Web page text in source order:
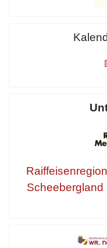
Scheebergland